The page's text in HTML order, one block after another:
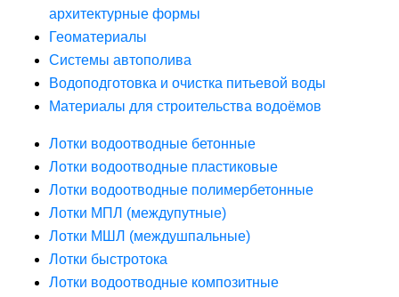
архитектурные формы
Геоматериалы
Системы автополива
Водоподготовка и очистка питьевой воды
Материалы для строительства водоёмов
Лотки водоотводные бетонные
Лотки водоотводные пластиковые
Лотки водоотводные полимербетонные
Лотки МПЛ (междупутные)
Лотки МШЛ (междушпальные)
Лотки быстротока
Лотки водоотводные композитные